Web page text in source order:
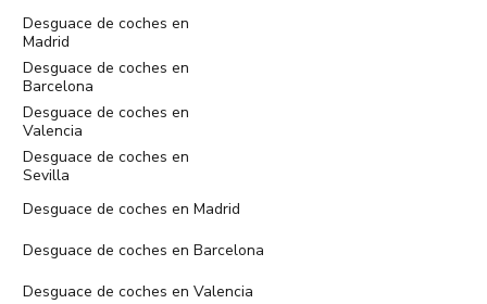
Desguace de coches en
Madrid
Desguace de coches en
Barcelona
Desguace de coches en
Valencia
Desguace de coches en
Sevilla
Desguace de coches en Madrid
Desguace de coches en Barcelona
Desguace de coches en Valencia